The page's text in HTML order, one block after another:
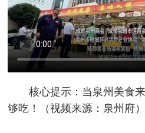
核心提示：当泉州美食
够吃！（视频来源：泉州府）